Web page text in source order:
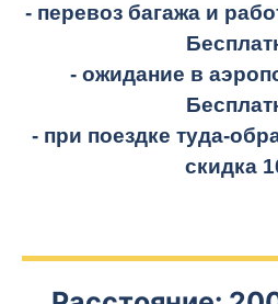
- перевоз багажа и
- ожидание в
- при поездке туда-
скидка